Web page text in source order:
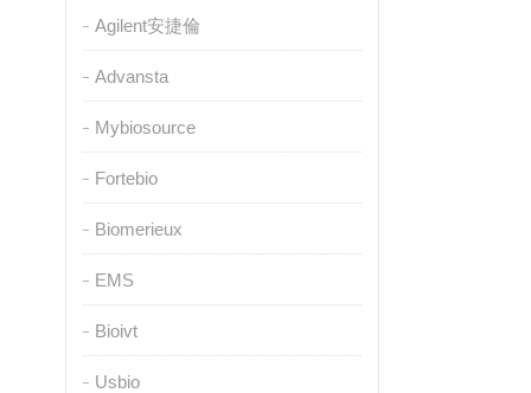
Agilent安捷倫
Advansta
Mybiosource
Fortebio
Biomerieux
EMS
Bioivt
Usbio